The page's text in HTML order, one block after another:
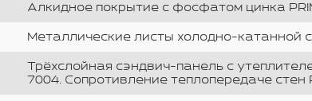
Алкидное покрытие с фосфатом цинка
Металлические листы холодно-катанной
Трёхслойная сэндвич-панель с
7004. Сопротивление теплопередаче стен